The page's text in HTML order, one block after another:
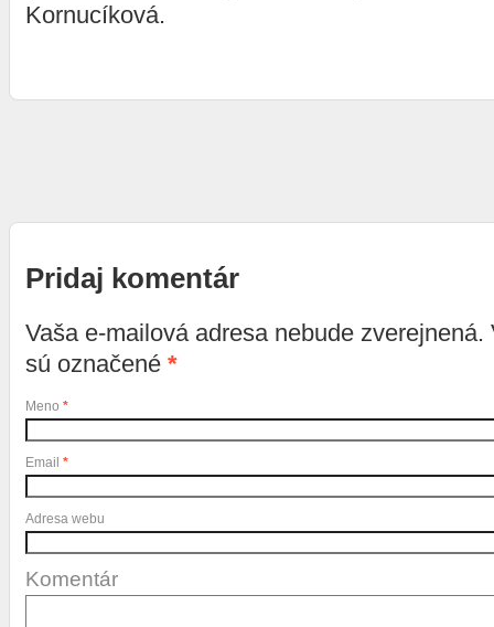
Kornucíková.
Pridaj komentár
Vaša e-mailová adresa nebude zverejnená.
sú označené *
Meno *
Email *
Adresa webu
Komentár